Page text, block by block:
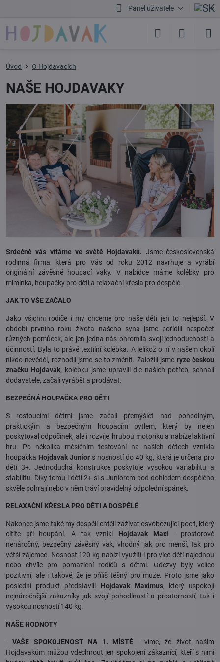
Panel uživatele
Úvod O Hojdavacích
NAŠE HOJDAVAKY
Srdečně vás vítáme ve světě Hojdavaků. Jsme československá
rodinná firma, která pro Vás od roku 2012 navrhuje a vyrábí
originální závěsné houpací vaky. V nabídce máme kolébky pro
miminka, houpačky pro děti a relaxační křesla pro dospělé.
JAK TO VŠE ZAČALO
Jako všichni rodiče i my chceme pro naše děti jen to nejlepší. V
období prvního roku života našeho syna jsme pořídili nespočet
různých pomůcek, ale jen jedna nás ohromila svojí jednoduchostí a
účinností. Byla to právě textilní kolébka. A jelikož o ní v našem okolí
nikdo nevěděl, rozhodli jsme se to změnit. Založili jsme ryze českou
značku Hojdavak, kolébku jsme upravili dle našich potřeb, sehnali
dodavatele, začali vyrábět a prodávat.
BEZPEČNÁ HOUPAČKA PRO DĚTI
S rostoucími dětmi jsme začali přemýšlet nad pohodlným,
praktickým a bezpečným houpacím pytlem, který by nejen
poskytoval odpočinek, ale i rozvíjel hrubou motoriku a nabízel aktivní
hru. Po několika měsíčním testování na našich dětech vznikla
houpačka Hojdavak Junior s nosností do 40 kg, která je určena pro
děti 3+. Jednoduchá konstrukce poskytuje vysokou variabilitu a
stabilitu. Díky tomu i děti 2+ si s Juniorem pod dohledem dospělého
skvěle pohrají nebo v něm tráví pravidelný odpolední spánek.
RELAXAČNÍ KŘESLA PRO DĚTI A DOSPĚLÉ
Nakonec jsme také my dospělí chtěli zažívat osvobozující pocit, který
cítíte při houpání. A tak vznikl Hojdavak Maxi - prostorově
nenáročný, bezpečný závěsný vak, vhodný jak pro menší, tak pro
větší zájemce. Nosnost 120 kg nabízí využití i pro více dětí najednou
nebo chvíle pro pomazlení rodičů s dětmi. Odezvy byly velice
pozitivní, ale i takové, že je příliš těšný pro muže. Proto jsme jako
poslední produkt představili Hojdavak Maximus, který uspokojí
nejnáročnější zákazníky jak svojí pohodlností a prostorností, tak i
vysokou nosností 140 kg.
NAŠE HODNOTY
-VAŠE SPOKOJENOST NA 1. MÍSTĚ - víme, že život našim
Hojdavakům můžou vdechnout jen spokojení zákaznící, kteří s nimi